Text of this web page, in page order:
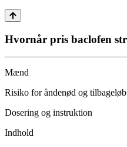
Hvornår pris baclofen
Mænd
Risiko for åndenød og
Dosering og instruktion
Indhold